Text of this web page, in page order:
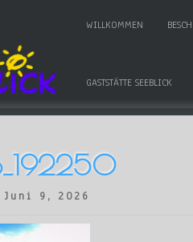
WILLKOMMEN
GASTSTÄTTE SEEBLICK
9, 2026